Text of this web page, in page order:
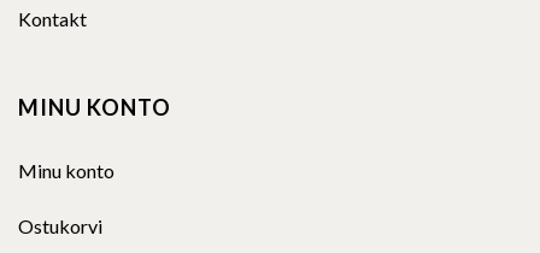
Kontakt
MINU KONTO
Minu konto
Ostukorvi